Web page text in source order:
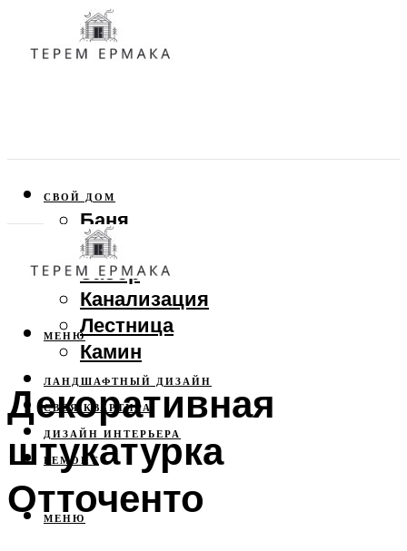
СВОЙ ДОМ
Баня
Веранда
Забор
Канализация
Лестница
Камин
ЛАНДШАФТНЫЙ ДИЗАЙН
СВОЯ КВАРТИРА
ДИЗАЙН ИНТЕРЬЕРА
РЕМОНТ
МЕНЮ
МЕНЮ
Декоративная
штукатурка
Отточенто